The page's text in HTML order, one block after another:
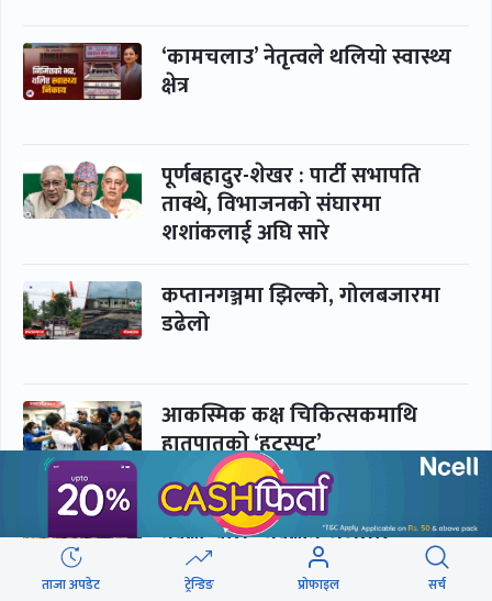
‘कामचलाउ’ नेतृत्वले थलियो स्वास्थ्य
क्षेत्र
पूर्णबहादुर-शेखर : पार्टी सभापति
ताक्थे, विभाजनको संघारमा
शशांकलाई अघि सारे
कप्तानगञ्जमा झिल्को, गोलबजारमा
डढेलो
आकस्मिक कक्ष चिकित्सकमाथि
हातपातको ‘हटस्पट’
नपढी ‘पास’, नपढाइ ‘गुणस्तर’
ताजा अपडेट ट्रेन्डिङ प्रोफाइल सर्च